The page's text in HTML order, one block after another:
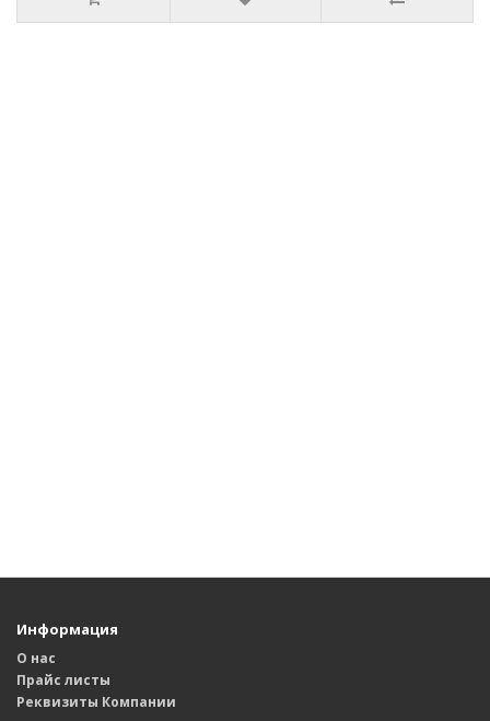
Информация
О нас
Прайс листы
Реквизиты Компании